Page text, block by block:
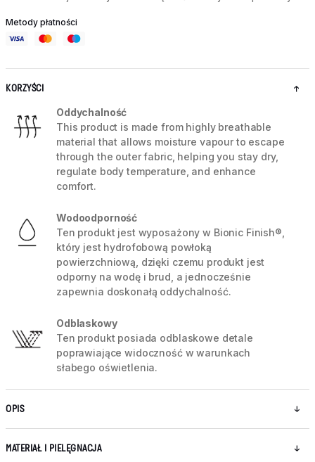
Metody płatności
KORZYŚCI
Oddychalność
This product is made from highly breathable
material that allows moisture vapour to escape
through the outer fabric, helping you stay dry,
regulate body temperature, and enhance
comfort.
Wodoodporność
Ten produkt jest wyposażony w Bionic Finish®,
który jest hydrofobową powłoką
powierzchniową, dzięki czemu produkt jest
odporny na wodę i brud, a jednocześnie
zapewnia doskonałą oddychalność.
Odblaskowy
Ten produkt posiada odblaskowe detale
poprawiające widoczność w warunkach
słabego oświetlenia.
OPIS
MATERIAŁ I PIELĘGNACJA